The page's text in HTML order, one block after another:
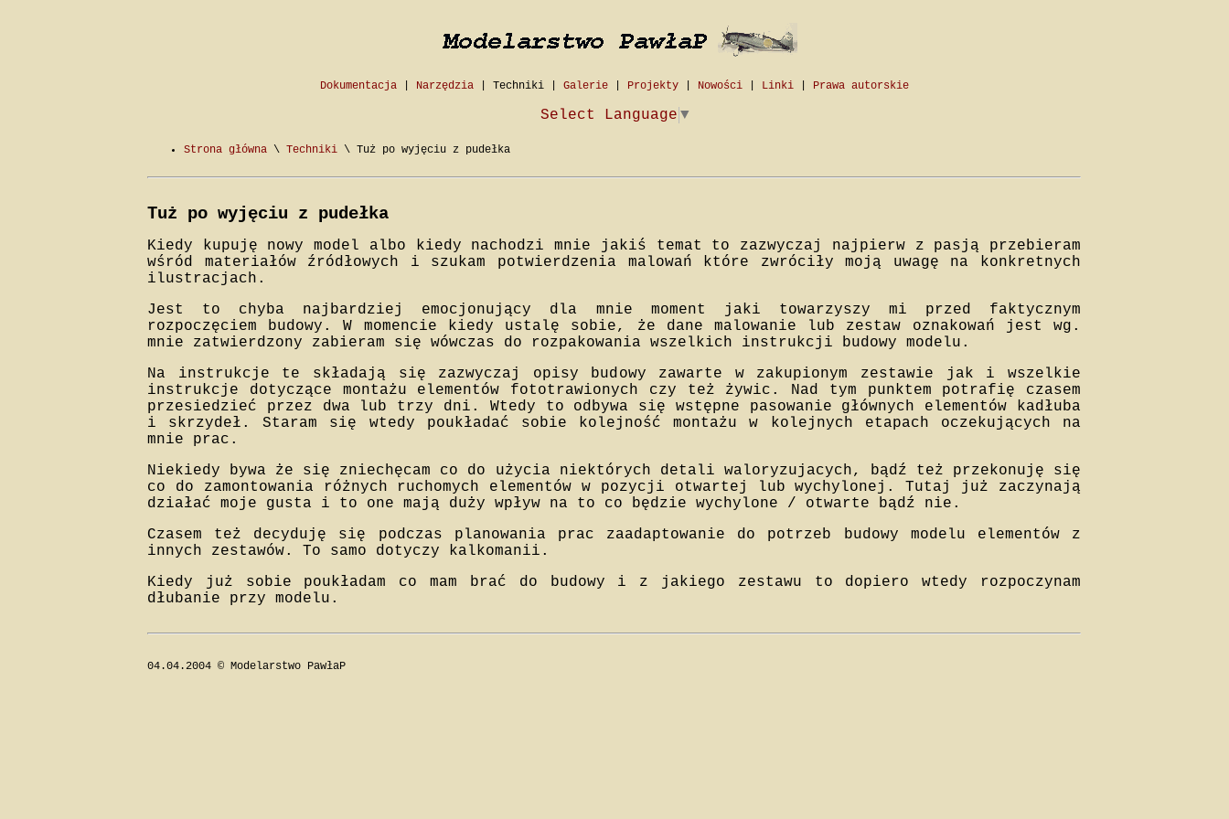
Dokumentacja| Narzędzia| Techniki| Galerie| Projekty| Nowości| Linki| Prawa autorskie
Select Language ▼
Strona główna \ Techniki \ Tuż po wyjęciu z pudełka
Tuż po wyjęciu z pudełka
Kiedy kupuję nowy model albo kiedy nachodzi mnie jakiś temat to zazwyczaj najpierw z pasją przebieram
wśród materiałów źródłowych i szukam potwierdzenia malowań które zwróciły moją uwagę na konkretnych
ilustracjach.
Jest to chyba najbardziej emocjonujący dla mnie moment jaki towarzyszy mi przed faktycznym
rozpoczęciem budowy. W momencie kiedy ustalę sobie, że dane malowanie lub zestaw oznakowań jest wg.
mnie zatwierdzony zabieram się wówczas do rozpakowania wszelkich instrukcji budowy modelu.
Na instrukcje te składają się zazwyczaj opisy budowy zawarte w zakupionym zestawie jak i wszelkie
instrukcje dotyczące montażu elementów fototrawionych czy też żywic. Nad tym punktem potrafię czasem
przesiedzieć przez dwa lub trzy dni. Wtedy to odbywa się wstępne pasowanie głównych elementów kadłuba
i skrzydeł. Staram się wtedy poukładać sobie kolejność montażu w kolejnych etapach oczekujących na
mnie prac.
Niekiedy bywa że się zniechęcam co do użycia niektórych detali waloryzujacych, bądź też przekonuję się
co do zamontowania różnych ruchomych elementów w pozycji otwartej lub wychylonej. Tutaj już zaczynają
działać moje gusta i to one mają duży wpływ na to co będzie wychylone / otwarte bądź nie.
Czasem też decyduję się podczas planowania prac zaadaptowanie do potrzeb budowy modelu elementów z
innych zestawów. To samo dotyczy kalkomanii.
Kiedy już sobie poukładam co mam brać do budowy i z jakiego zestawu to dopiero wtedy rozpoczynam
dłubanie przy modelu.
04.04.2004 © Modelarstwo PawłaP